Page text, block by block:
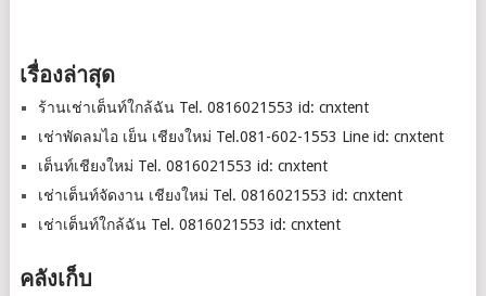
เรื่องล่าสุด
ร้านเช่าเต็นท์ใกล้ฉัน Tel. 0816021553 id: cnxtent
เช่าพัดลมไอ เย็น เชียงใหม่ Tel.081-602-1553 Line id: cnxtent
เต็นท์เชียงใหม่ Tel. 0816021553 id: cnxtent
เช่าเต็นท์จัดงาน เชียงใหม่ Tel. 0816021553 id: cnxtent
เช่าเต็นท์ใกล้ฉัน Tel. 0816021553 id: cnxtent
คลังเก็บ